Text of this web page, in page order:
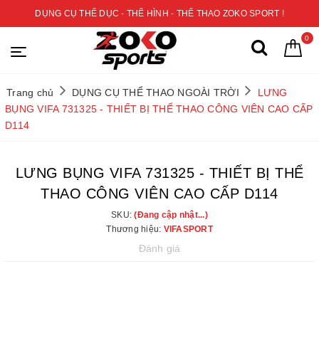
DỤNG CỤ THỂ DỤC - THỂ HÌNH - THỂ THAO ZOKO SPORT !
0
Trang chủ DỤNG CỤ THỂ THAO NGOÀI TRỜI
LƯNG
BỤNG VIFA 731325 - THIẾT BỊ THỂ THAO CÔNG VIÊN CAO CẤP
D114
LƯNG BỤNG VIFA 731325 - THIẾT BỊ THỂ
THAO CÔNG VIÊN CAO CẤP D114
SKU:(Đang cập nhật...)
Thương hiệu: VIFASPORT
Đánh giá